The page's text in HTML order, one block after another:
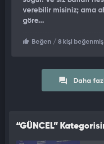
verebilir misiniz; ama
göre...
Beğen / 8 kişi beğenmiş
Daha
“GÜNCEL”